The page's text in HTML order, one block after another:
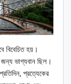
বিবেচিত হয়।
জন্য ভাগ্যবান ছিল।
প্রত্যেকের